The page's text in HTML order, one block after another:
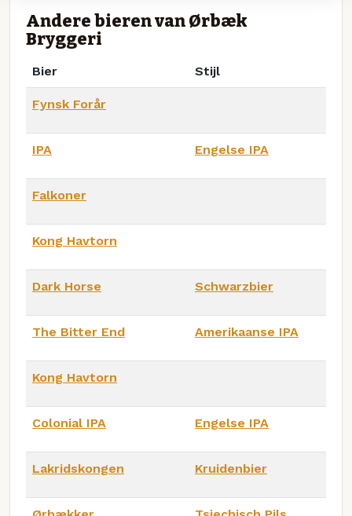
Andere bieren van Ørbæk
Bryggeri
Bier Stijl
Fynsk Forår
IPA Engelse IPA
Falkoner
Kong Havtorn
Dark Horse Schwarzbier
The Bitter End Amerikaanse IPA
Kong Havtorn
Colonial IPA Engelse IPA
Lakridskongen Kruidenbier